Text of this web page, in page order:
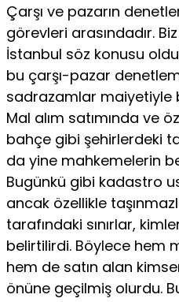
Çarşı ve pazarın
görevleri arasın­dadır.
İstanbul söz konusu
bu çarşı-pazar
sadrazamlar maiyetiyle
Mal alım satımında ve
bahçe gibi şehirlerdeki
da yine mahkemelerin
Bugünkü gibi kadastro
ancak özellikle
tarafındaki sınırlar,
belirtilirdi. Böylece hem
hem de satın alan
önüne geçilmiş olurdu.